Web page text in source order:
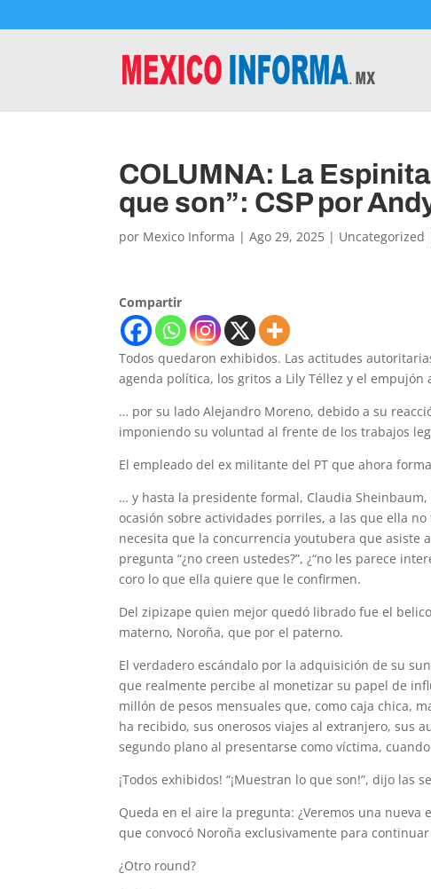
COLUMNA: La
que son”: CSP por
por Mexico Informa |Ago 29, 2025 | Uncategorized
Compartir
Todos quedaron exhibidos. Las actitudes
agenda política, los gritos a Lily Téllez y el
… por su lado Alejandro Moreno, debido a su
imponiendo su voluntad al frente de los trabajos
El empleado del ex militante del PT que ahora
… y hasta la presidente formal, Claudia
ocasión sobre actividades porriles, a las que ella
necesita que la concurrencia youtubera que asiste
pregunta “¿no creen ustedes?”, ¿“no les parece
coro lo que ella quiere que le confirmen.
Del zipizape quien mejor quedó librado fue el
materno, Noroña, que por el paterno.
El verdadero escándalo por la adquisición de su
que realmente percibe al monetizar su papel de
millón de pesos mensuales que, como caja chica,
ha recibido, sus onerosos viajes al extranjero, sus
segundo plano al presentarse como víctima,
¡Todos exhibidos! “¡Muestran lo que son!”, dijo las
Queda en el aire la pregunta: ¿Veremos una
que convocó Noroña exclusivamente para
¿Otro round?